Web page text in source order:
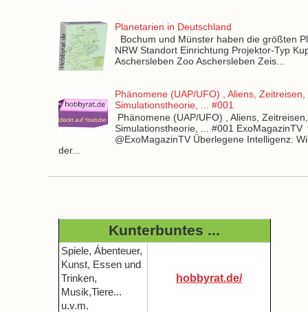
Planetarien in Deutschland
Bochum und Münster haben die größten
NRW Standort Einrichtung Projektor-Typ
Aschersleben Zoo Aschersleben Zeis...
Phänomene (UAP/UFO) , Aliens, Zeitreisen,
Simulationstheorie, ... #001
Phänomene (UAP/UFO) , Aliens, Zeitreisen,
Simulationstheorie, ... #001 ExoMagazinTV
@ExoMagazinTV Überlegene Intelligenz:
der...
Kunterbuntes ...
Spiele, Ábenteuer,
Kunst, Essen und
Trinken,
Musik,Tiere...
u.v.m.
hobbyrat.de/